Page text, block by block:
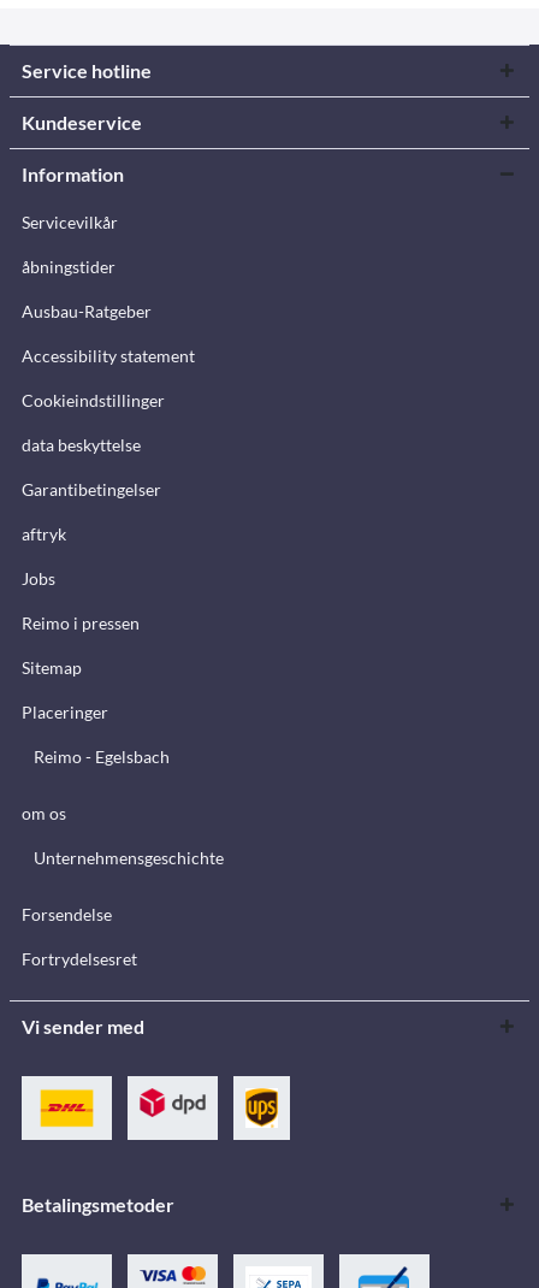
Service hotline
Kundeservice
Information
Servicevilkår
åbningstider
Ausbau-Ratgeber
Accessibility statement
Cookieindstillinger
data beskyttelse
Garantibetingelser
aftryk
Jobs
Reimo i pressen
Sitemap
Placeringer
Reimo - Egelsbach
om os
Unternehmensgeschichte
Forsendelse
Fortrydelsesret
Vi sender med
Betalingsmetoder